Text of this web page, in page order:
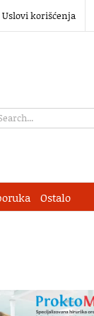
Uslovi korišćenja
Ostalo